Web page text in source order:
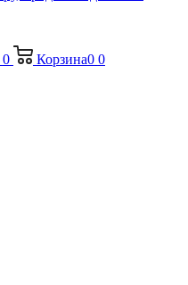
0 Корзина0 0